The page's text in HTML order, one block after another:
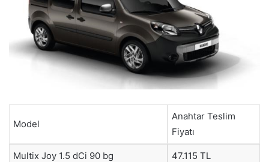
Model
Anahtar Teslim
Fiyatı
Multix Joy 1.5 dCi 90 bg 47.115 TL